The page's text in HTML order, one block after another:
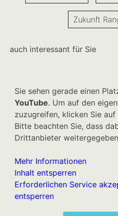
Zukunft
auch interessant für Sie
Sie sehen gerade einen
YouTube. Um auf den
zuzugreifen, klicken Sie
Bitte beachten Sie, dass
Drittanbieter
Mehr Informationen
Inhalt entsperren
Erforderlichen Service
entsperren